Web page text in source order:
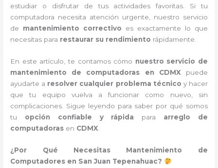
estudiar o disfrutar de tus actividades favoritas. Si tu
computadora necesita atención urgente, nuestro servicio
de mantenimiento correctivo es exactamente lo que
necesitas para restaurar su rendimiento rápidamente.
En este artículo, te contamos cómo nuestro servicio de
mantenimiento de computadoras en CDMX puede
ayudarte a resolver cualquier problema técnico y hacer
que tu equipo vuelva a funcionar como nuevo, sin
complicaciones. Sigue leyendo para saber por qué somos
tu opción confiable y rápida para arreglo de
computadoras en CDMX
¿Por Qué Necesitas Mantenimiento de
Computadores en San Juan Tepenahuac?